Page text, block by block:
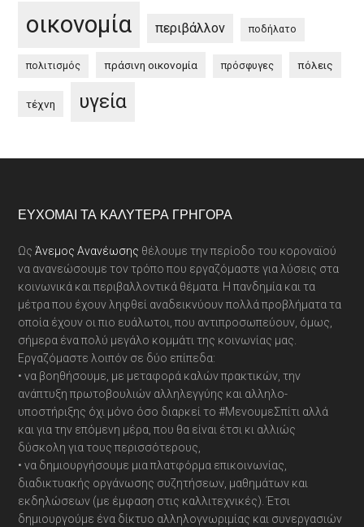
οικονομία περιβάλλον ποδήλατο
πολιτισμός πράσινη οικονομία πρόσφυγες πόλεις
τέχνη υγεία
Footer
ΕΎΧΟΜΑΙ ΤΑ ΚΑΛΎΤΕΡΑ ΓΡΉΓΟΡΑ
ΩςΆνεμος Ανανέωσης θέλουμε την περίοδο του κοροναϊού
να ανανεώσουμε τον τρόπο που εργαζόμαστε για λύσεις στα
κοινωνικά και περιβαλλοντικά θέματα. Η πανδημία και τα
μέτρα που έχουν ληφθεί αναδεικνύουν πολλά προβλήματα τα
οποία έχουν οι πιο ευάλωτοι, που αντιπροσωπεύουν, όμως,
σήμερα ένα πολύ μεγάλο κομμάτι της κοινωνίας μας.
Εργαζόμαστε λοιπόν σε δύο επίπεδα:
• να βοηθήσουμε, με μεταφορά καλών πρακτικών, την
ανάπτυξη πρωτοβουλιών αλληλεγγύης και αλληλο-
υποστήριξης όχι μόνο όσο διαρκεί το #ΜενουμεΣπίτι αλλά
και για την επόμενη μέρα, που θα είναι έτσι κι αλλιώς
δύσκολη για τους περισσότερους,
• να δημιουργήσουμε μια πλατφόρμα επικοινωνίας,
διαδικτυακής οργάνωσης συζητήσεων, μαθημάτων και
εκδηλώσεων (με έμφαση στις καλλιτεχνικές). Έτσι
δημιουργούμε ένα δίκτυο αλληλογνωριμίας και συνεργασιών